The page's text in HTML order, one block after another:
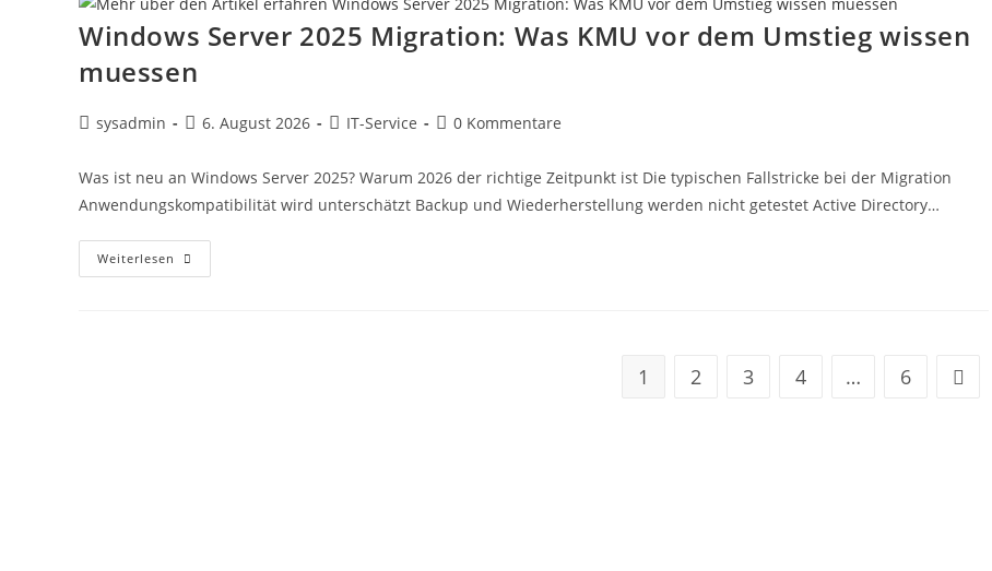
Windows Server 2025 Migration: Was KMU vor dem Umstieg wissen
muessen
sysadmin 6. August 2026 IT-Service 0 Kommentare
Was ist neu an Windows Server 2025? Warum 2026 der richtige Zeitpunkt ist Die typischen Fallstricke bei der Migration
Anwendungskompatibilität wird unterschätzt Backup und Wiederherstellung werden nicht getestet Active Directory…
Weiterlesen
1 2 3 4 … 6